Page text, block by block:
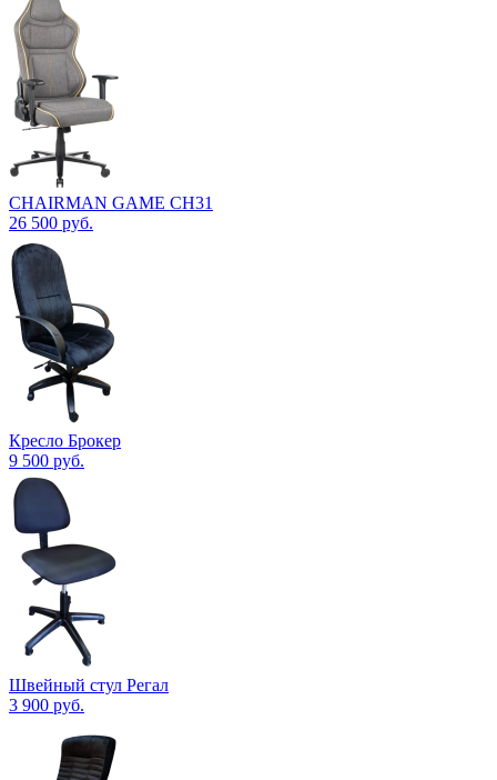
CHAIRMAN GAME CH31
26 500 руб.
Кресло Брокер
9 500 руб.
Швейный стул Регал
3 900 руб.